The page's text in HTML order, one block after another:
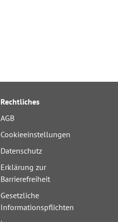
Rechtliches
AGB
Cookieeinstellungen
Datenschutz
Erklärung zur
Barrierefreiheit
Gesetzliche
Informationspflichten